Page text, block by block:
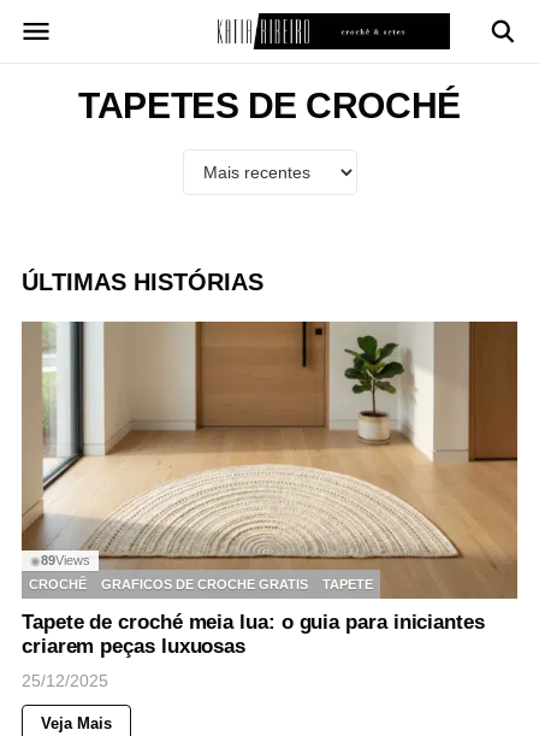
para
TAPETES DE CROCHÉ
ÚLTIMAS HISTÓRIAS
◉89Views
CROCHÊ
GRAFICOS DE CROCHE GRATIS TAPETE
Tapete de croché meia lua: o guia para iniciantes
criarem peças luxuosas
25/12/2025
Veja Mais